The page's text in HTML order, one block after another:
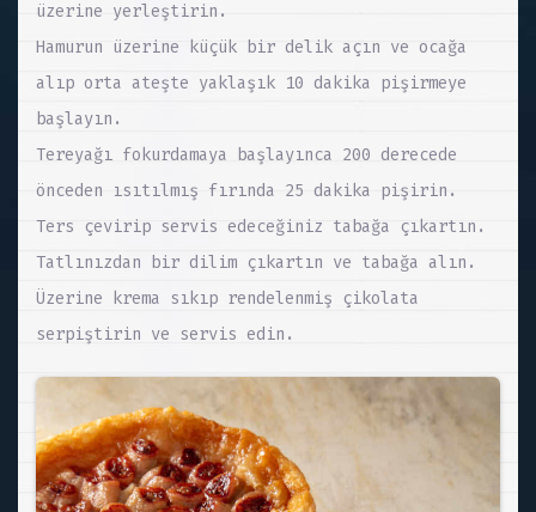
üzerine yerleştirin.
Hamurun üzerine küçük bir delik açın ve ocağa
alıp orta ateşte yaklaşık 10 dakika pişirmeye
başlayın.
Tereyağı fokurdamaya başlayınca 200 derecede
önceden ısıtılmış fırında 25 dakika pişirin.
Ters çevirip servis edeceğiniz tabağa çıkartın.
Tatlınızdan bir dilim çıkartın ve tabağa alın.
Üzerine krema sıkıp rendelenmiş çikolata
serpiştirin ve servis edin.